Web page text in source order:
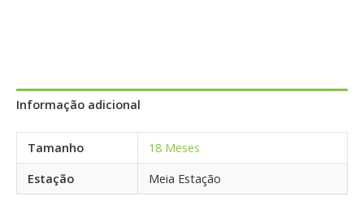
Informação adicional
Tamanho
18 Meses
Estação
Meia Estação